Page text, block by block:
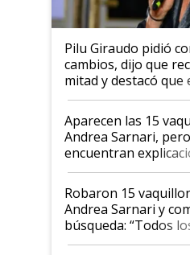
Pilu Giraudo pidió
cambios, dijo que
mitad y destacó que
ser "para unos
mandato muy claro
nacional"
Aparecen las 15
Andrea Sarnari,
encuentran
cómo llegaron allí
Robaron 15
Andrea Sarnari y
búsqueda: “Todos
toca a algún